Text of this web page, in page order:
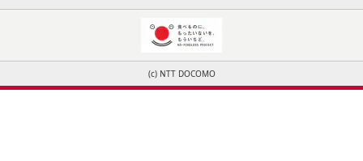
お客さまご利用端末からの情報の外部送信について